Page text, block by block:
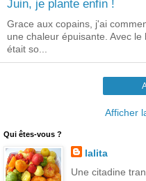
Juin, je plante enfin !
Grace aux copains, j'ai
une chaleur épuisante. Avec
était so...
Afficher
Qui êtes-vous ?
lalita
Une citadine